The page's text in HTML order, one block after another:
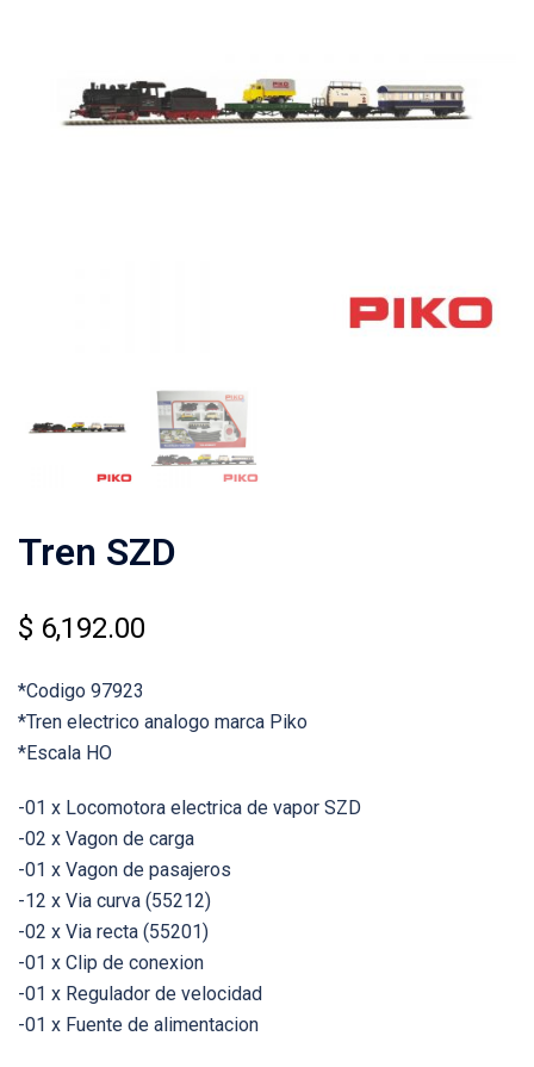
Tren SZD
$ 6,192.00
*Codigo 97923
*Tren electrico analogo marca Piko
*Escala HO
-01 x Locomotora electrica de vapor SZD
-02 x Vagon de carga
-01 x Vagon de pasajeros
-12 x Via curva (55212)
-02 x Via recta (55201)
-01 x Clip de conexion
-01 x Regulador de velocidad
-01 x Fuente de alimentacion